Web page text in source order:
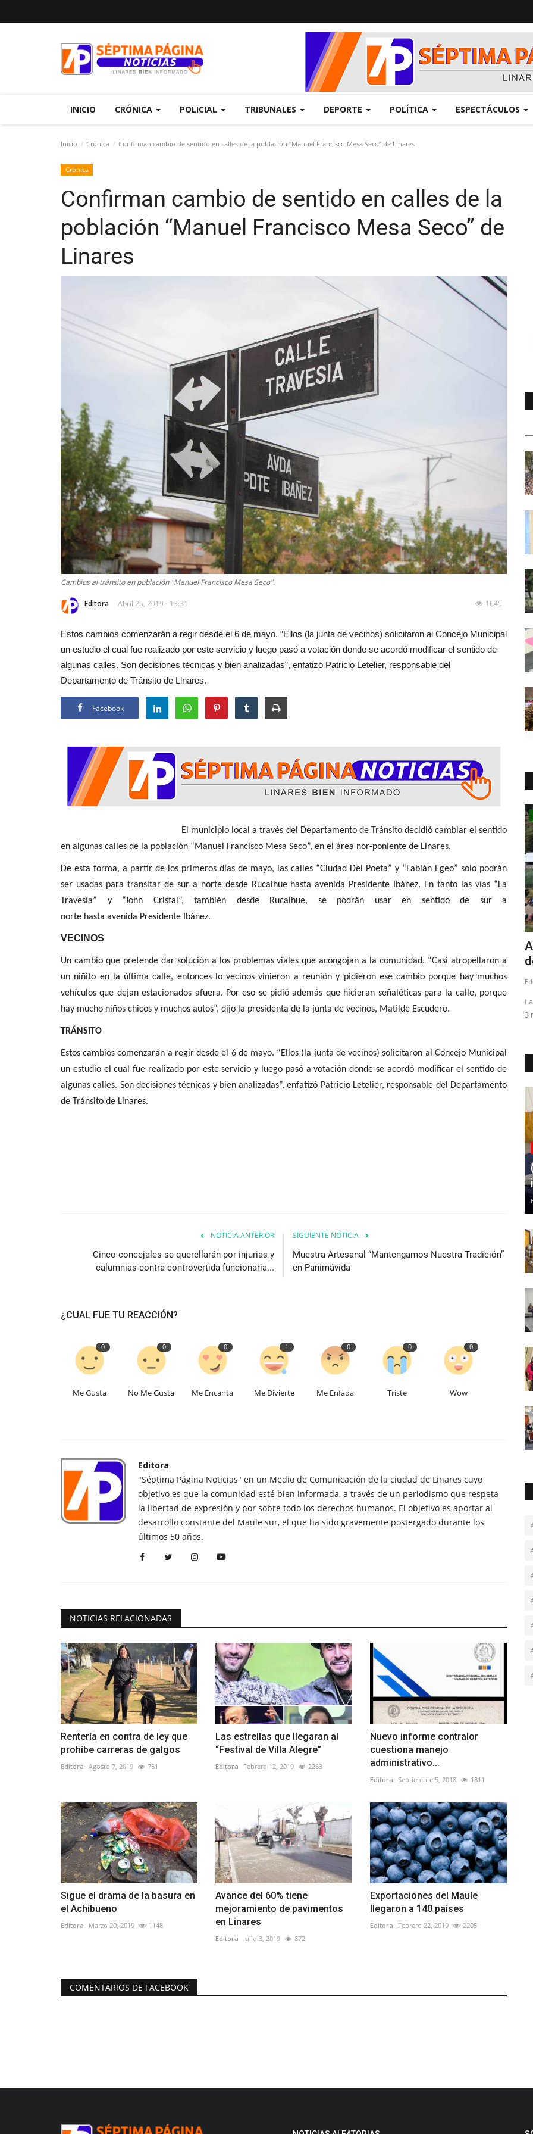
INICIO CRÓNICA POLICIAL TRIBUNALES DEPORTE POLÍTICA ESPECTÁCULOS
Inicio Crónica Confirman cambio de sentido en calles de la población “Manuel Francisco Mesa Seco” de Linares
Crónica
Confirman cambio de sentido en calles de la
población “Manuel Francisco Mesa Seco” de
Linares
Cambios al tránsito en población "Manuel Francisco Mesa Seco".
Editora Abril 26, 2019 - 13:31 1645
Estos cambios comenzarán a regir desde el 6 de mayo. “Ellos (la junta de vecinos) solicitaron al Concejo Municipal
un estudio el cual fue realizado por este servicio y luego pasó a votación donde se acordó modificar el sentido de
algunas calles. Son decisiones técnicas y bien analizadas”, enfatizó Patricio Letelier, responsable del
Departamento de Tránsito de Linares.
Facebook
El municipio local a través del Departamento de Tránsito decidió cambiar el sentido
en algunas calles de la población “Manuel Francisco Mesa Seco”, en el área nor-poniente de Linares.
De esta forma, a partir de los primeros días de mayo, las calles “Ciudad Del Poeta” y “Fabián Egeo” solo podrán
ser usadas para transitar de sur a norte desde Rucalhue hasta avenida Presidente Ibáñez. En tanto las vías “La
Travesía” y “John Cristal”, también desde Rucalhue, se podrán usar en sentido de sur a
norte hasta avenida Presidente Ibáñez.
VECINOS
Un cambio que pretende dar solución a los problemas viales que acongojan a la comunidad. “Casi atropellaron a
un niñito en la última calle, entonces lo vecinos vinieron a reunión y pidieron ese cambio porque hay muchos
vehículos que dejan estacionados afuera. Por eso se pidió además que hicieran señaléticas para la calle, porque
hay mucho niños chicos y muchos autos”, dijo la presidenta de la junta de vecinos, Matilde Escudero.
TRÁNSITO
Estos cambios comenzarán a regir desde el 6 de mayo. “Ellos (la junta de vecinos) solicitaron al Concejo Municipal
un estudio el cual fue realizado por este servicio y luego pasó a votación donde se acordó modificar el sentido de
algunas calles. Son decisiones técnicas y bien analizadas”, enfatizó Patricio Letelier, responsable del Departamento
de Tránsito de Linares.
NOTICIA ANTERIOR
Cinco concejales se querellarán por injurias y
calumnias contra controvertida funcionaria...
SIGUIENTE NOTICIA
Muestra Artesanal “Mantengamos Nuestra Tradición”
en Panimávida
¿CUAL FUE TU REACCIÓN?
0
Me Gusta
0
No Me Gusta
0
Me Encanta
1
Me Divierte
0
Me Enfada
0
Triste
0
Wow
Editora
"Séptima Página Noticias" en un Medio de Comunicación de la ciudad de Linares cuyo
objetivo es que la comunidad esté bien informada, a través de un periodismo que respeta
la libertad de expresión y por sobre todo los derechos humanos. El objetivo es aportar al
desarrollo constante del Maule sur, el que ha sido gravemente postergado durante los
últimos 50 años.
NOTICIAS RELACIONADAS
Rentería en contra de ley que
prohíbe carreras de galgos
Editora Agosto 7, 2019 761
Las estrellas que llegaran al
“Festival de Villa Alegre”
Editora Febrero 12, 2019 2263
Nuevo informe contralor
cuestiona manejo
administrativo...
Editora Septiembre 5, 2018 1311
Sigue el drama de la basura en
el Achibueno
Editora Marzo 20, 2019 1148
Avance del 60% tiene
mejoramiento de pavimentos
en Linares
Editora Julio 3, 2019 872
Exportaciones del Maule
llegaron a 140 países
Editora Febrero 22, 2019 2205
COMENTARIOS DE FACEBOOK
(VIDEO) PDI desbarata red criminal
dedicada al contrabando...
Editora Mayo 28, 2026 1315
cigarrillos de contrabando,...
audiencia para escuchar...
Editora Julio 8, 2026 244
Contardo
3